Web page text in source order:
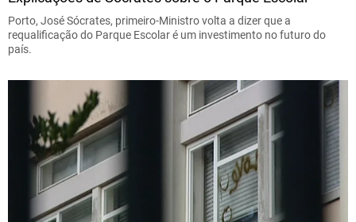
Porto, José Sócrates, primeiro-Ministro volta a dizer que a
requalificação do Parque Escolar é um investimento no futuro do
país.